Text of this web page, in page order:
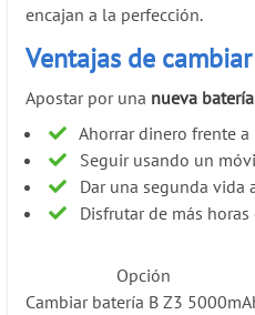
encajan a la perfección.
Ventajas de
Apostar por una nueva
Ahorrar dinero frente
Seguir usando un
Dar una segunda vida
Disfrutar de más
Opción
Cambiar batería B Z3